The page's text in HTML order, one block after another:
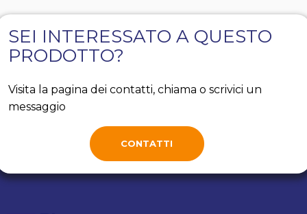
SEI INTERESSATO A QUESTO
PRODOTTO?
Visita la pagina dei contatti, chiama o scrivici un
messaggio
CONTATTI